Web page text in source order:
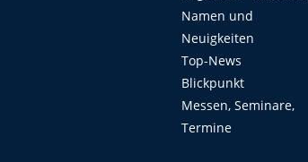
Namen und
Neuigkeiten
Top-News
Blickpunkt
Messen, Seminare,
Termine